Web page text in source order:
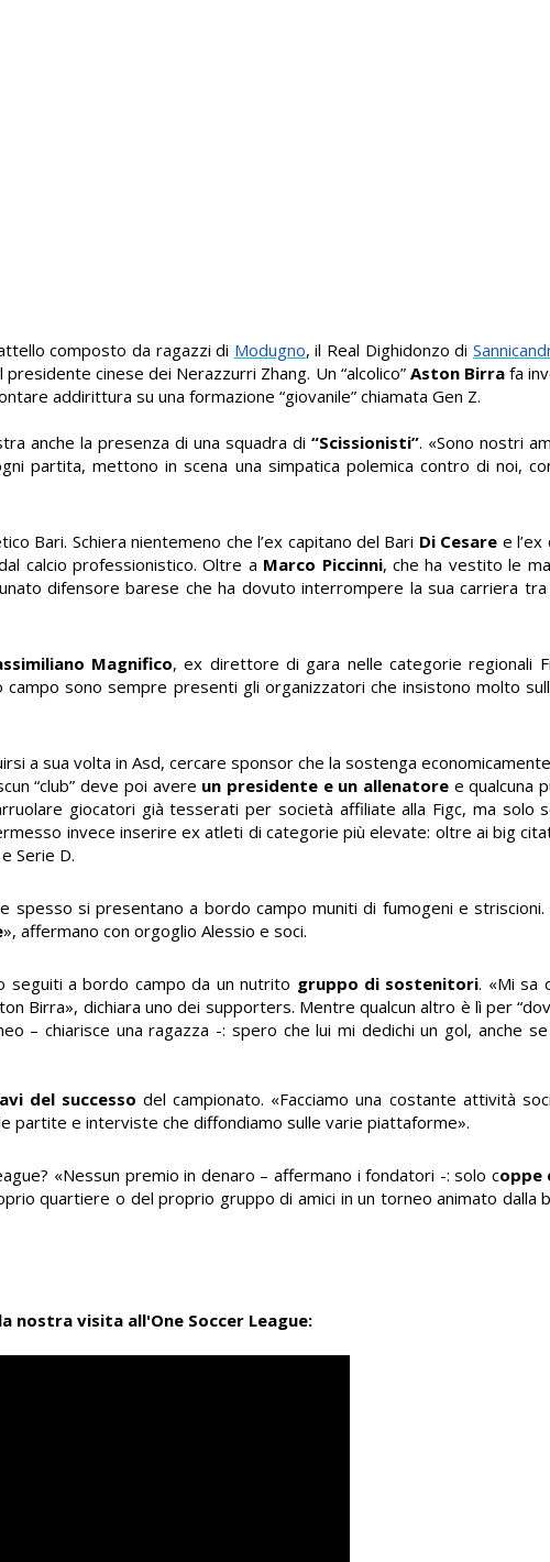
composto da ragazzi di Modugno, il Real Dighidonzo di
cinese dei Nerazzurri Zhang. Un “alcolico”Aston Birrafa
addirittura su una formazione “giovanile” chiamata Gen Z.
anche la presenza di una squadra di “Scissionisti”. «Sono nostri
partita, mettono in scena una simpatica polemica contro di noi,
Bari. Schiera nientemeno che l’ex capitano del Bari Di Cesare e
calcio professionistico. Oltre a Marco Piccinni, che ha vestito le
difensore barese che ha dovuto interrompere la sua carriera
Magnifico, ex direttore di gara nelle categorie regionali
sono sempre presenti gli organizzatori che insistono molto
a sua volta in Asd, cercare sponsor che la sostenga
“club” deve poi avere un presidente e un allenatoree qualcuna
giocatori già tesserati per società affiliate alla Figc, ma solo
invece inserire ex atleti di categorie più elevate: oltre ai big
Serie D.
spesso si presentano a bordo campo muniti di fumogeni e striscioni.
», affermano con orgoglio Alessio e soci.
seguiti a bordo campo da un nutrito gruppo di sostenitori. «Mi sa
Birra», dichiara uno dei supporters. Mentre qualcun altro è lì per
– chiarisce una ragazza -: spero che lui mi dedichi un gol, anche
del successo del campionato. «Facciamo una costante attività
partite e interviste che diffondiamo sulle varie piattaforme».
«Nessun premio in denaro – affermano i fondatori -: solo coppe
quartiere o del proprio gruppo di amici in un torneo animato dalla
nostra visita all'One Soccer League: